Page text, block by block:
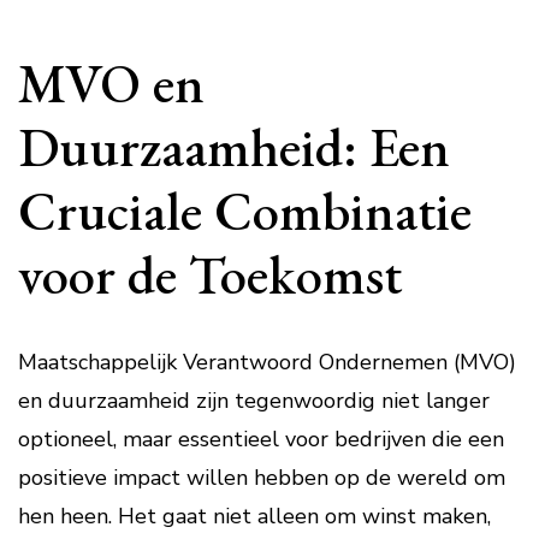
MVO en
Duurzaamheid: Een
Cruciale Combinatie
voor de Toekomst
Maatschappelijk Verantwoord Ondernemen (MVO)
en duurzaamheid zijn tegenwoordig niet langer
optioneel, maar essentieel voor bedrijven die een
positieve impact willen hebben op de wereld om
hen heen. Het gaat niet alleen om winst maken,